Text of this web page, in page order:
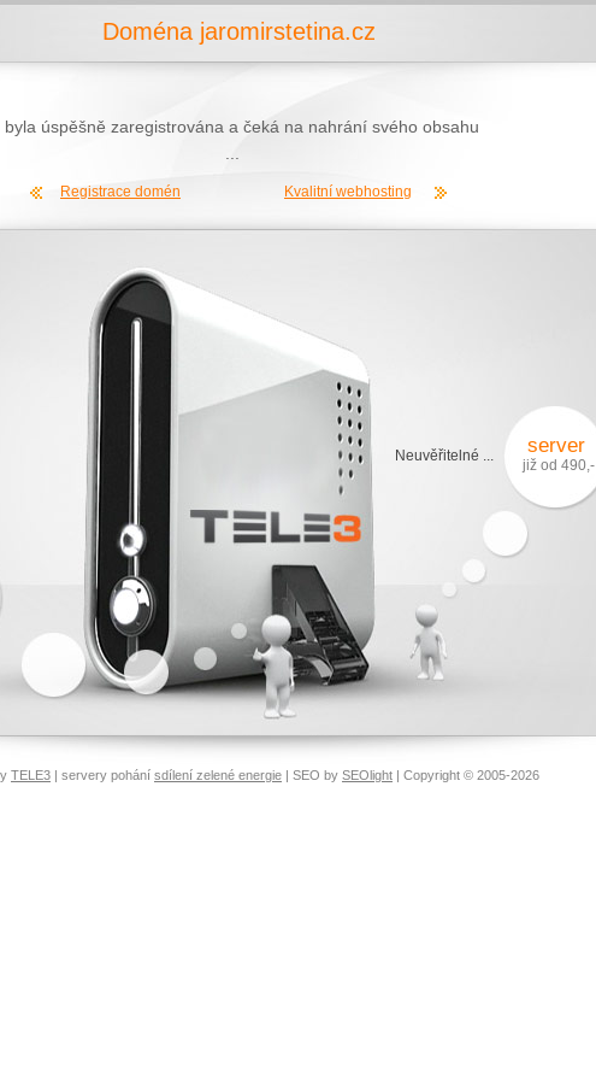
Doména jaromirstetina.cz
byla úspěšně zaregistrována a čeká na nahrání svého obsahu
Registrace domén Kvalitní webhosting
Neuvěřitelné ... server
již od 490,-
TELE3 | servery pohání sdílení zelené energie | SEO by SEOlight | Copyright © 2005-2026